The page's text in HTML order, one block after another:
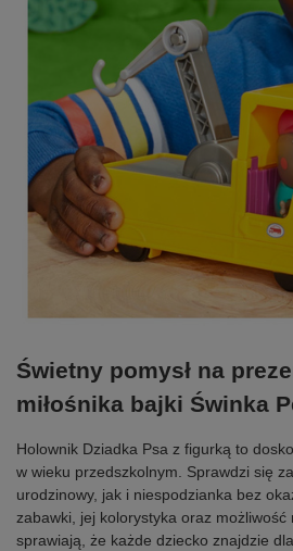
Świetny pomysł na
miłośnika bajki Świnka
Holownik Dziadka Psa z figurką to
w wieku przedszkolnym. Sprawdzi się
urodzinowy, jak i niespodzianka bez
zabawki, jej kolorystyka oraz możliwość
sprawiają, że każde dziecko znajdzie